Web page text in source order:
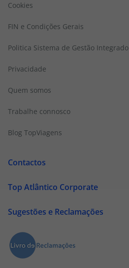
Cookies
FIN e Condições Gerais
Politica Sistema de Gestão Integrado
Privacidade
Quem somos
Trabalhe connosco
Blog TopViagens
Contactos
Top Atlântico Corporate
Sugestões e Reclamações